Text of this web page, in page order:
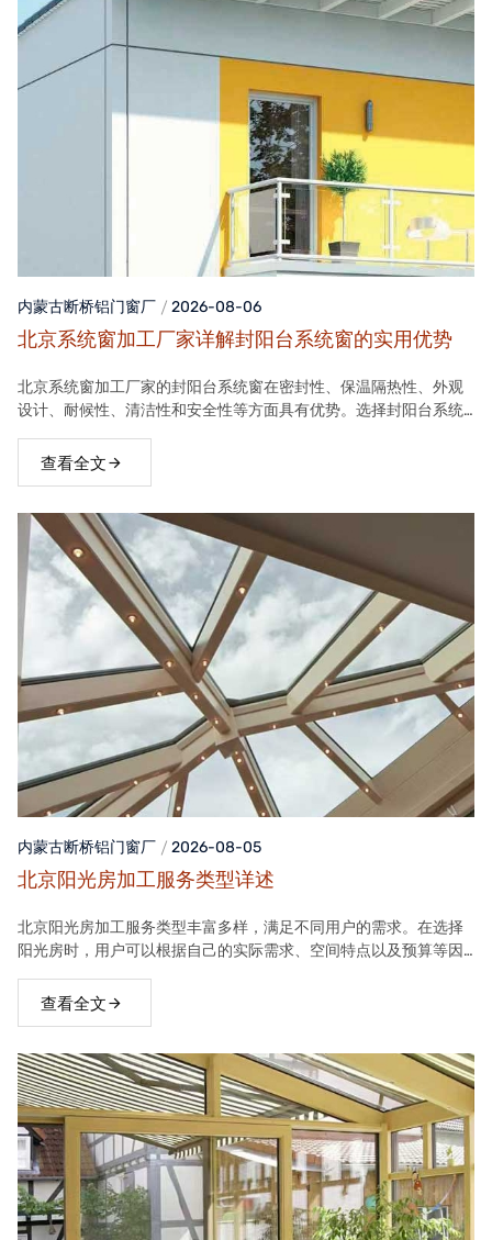
内蒙古断桥铝门窗厂 2026-08-06
北京系统窗加工厂家详解封阳台系统窗的实用优势
北京系统窗加工厂家的封阳台系统窗在密封性、保温隔热性、外观
设计、耐候性、清洁性和安全性等方面具有优势。选择封阳台系统
体验。
查看全文
内蒙古断桥铝门窗厂 2026-08-05
北京阳光房加工服务类型详述
北京阳光房加工服务类型丰富多样，满足不同用户的需求。在选择
阳光房时，用户可以根据自己的实际需求、空间特点以及预算等因
查看全文